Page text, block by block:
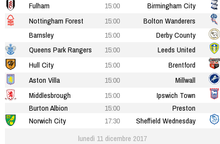
Fulham
15:00
Birmingham City
Nottingham Forest
15:00
Bolton Wanderers
Barnsley
15:00
Derby County
Queens Park Rangers
15:00
Leeds United
Hull City
15:00
Brentford
Aston Villa
15:00
Millwall
Middlesbrough
15:00
Ipswich Town
Burton Albion
15:00
Preston
Norwich City
17:30
Sheffield Wednesday
lunedì 11 dicembre 2017